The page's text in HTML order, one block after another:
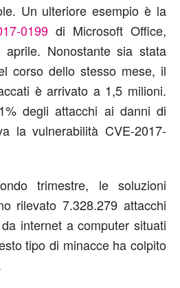
Un ulteriore esempio è la
0199 di Microsoft Office,
aprile. Nonostante sia stata
corso dello stesso mese, il
è arrivato a 1,5 milioni.
degli attacchi ai danni di
la vulnerabilità CVE-2017-
trimestre, le soluzioni
rilevato 7.328.279 attacchi
internet a computer situati
tipo di minacce ha colpito